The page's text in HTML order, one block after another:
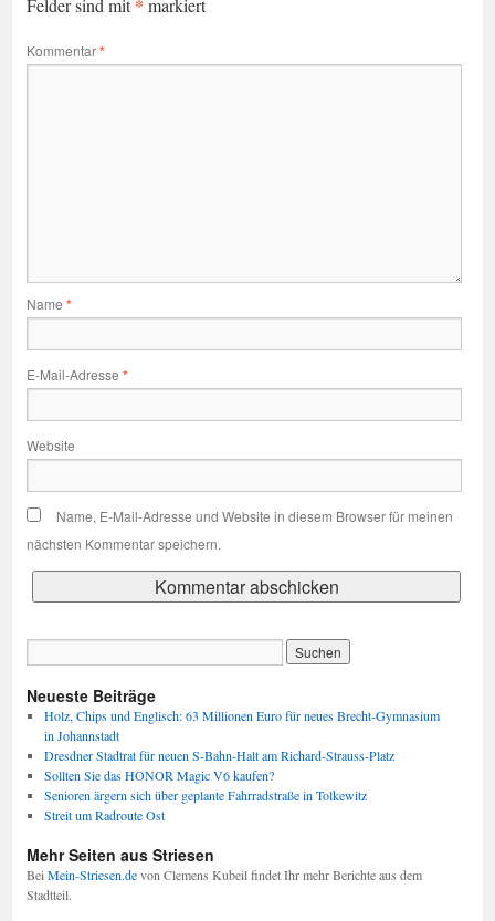
Kommentar*
Name *
E-Mail-Adresse *
Website
Name, E-Mail-Adresse und Website in diesem Browser für meinen
nächsten Kommentar speichern.
Neueste Beiträge
Holz, Chips und Englisch: 63 Millionen Euro für neues Brecht-Gymnasium
in Johannstadt
Dresdner Stadtrat für neuen S-Bahn-Halt am Richard-Strauss-Platz
Sollten Sie das HONOR Magic V6 kaufen?
Senioren ärgern sich über geplante Fahrradstraße in Tolkewitz
Streit um Radroute Ost
Mehr Seiten aus Striesen
Bei Mein-Striesen.devon Clemens Kubeil findet Ihr mehr Berichte aus dem
Stadtteil.